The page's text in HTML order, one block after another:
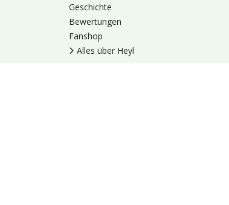
Geschichte
Bewertungen
Fanshop
Alles über Heyl